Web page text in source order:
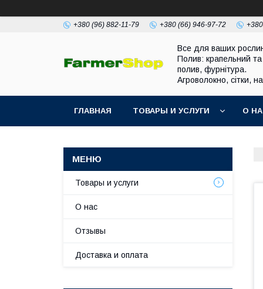
+380 (96) 882-11-79 +380 (66) 946-97-72
Все для ваших
Полив: крапельний та
полив, фурнітура.
Агроволокно, сітки,
ГЛАВНАЯ ТОВАРЫ И УСЛУГИ О
Товары и услуги
О нас
Отзывы
Доставка и оплата